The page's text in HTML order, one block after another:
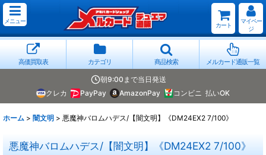
メニュー
カート
マイペー
ジ
高価買取表 カテゴリ 商品検索 メルカード通販一覧
朝9:00まで当日発送
クレカ
PayPay AmazonPay コンビニ 払いOK
ホーム > 闇文明 > 悪魔神バロムハデス/【闇文明】《DM24EX2 7/100》
悪魔神バロムハデス/【闇文明】《DM24EX2 7/100》